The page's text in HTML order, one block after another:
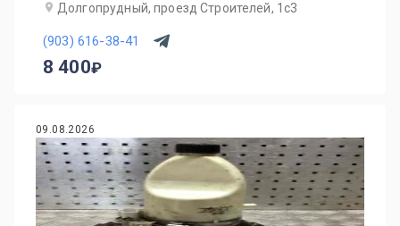
Долгопрудный, проезд Строителей, 1с3
(903) 616-38-41
8 400
09.08.2026